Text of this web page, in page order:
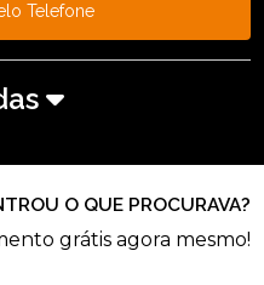
Telefone
O QUE PROCURAVA?
grátis agora mesmo!